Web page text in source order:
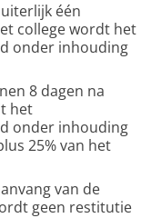
één
college wordt het
onder inhouding
8 dagen na
het
onder inhouding
25% van het
van de
geen restitutie